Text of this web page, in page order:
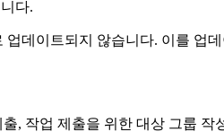
다.
업데이트되지 않습니다. 이를 업
, 작업 제출을 위한 대상 그룹